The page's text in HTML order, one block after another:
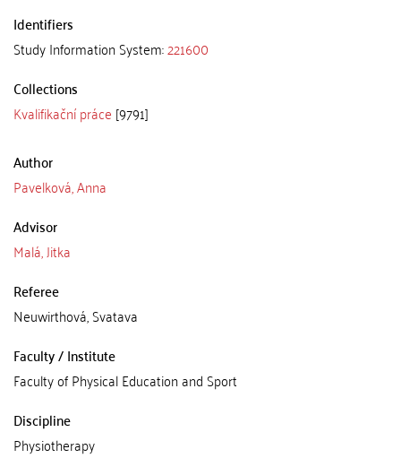
Identifiers
Study Information System:221600
Collections
Kvalifikační práce [9791]
Author
Pavelková, Anna
Advisor
Malá, Jitka
Referee
Neuwirthová, Svatava
Faculty / Institute
Faculty of Physical Education and Sport
Discipline
Physiotherapy